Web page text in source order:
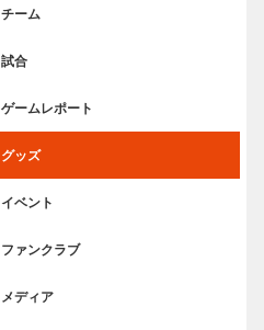
チーム
試合
ゲームレポート
グッズ
イベント
ファンクラブ
メディア